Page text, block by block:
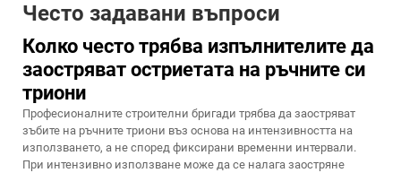
Често задавани въпроси
Колко често трябва изпълнителите да
заостряват остриетата на ръчните си
триони
Професионалните строителни бригади трябва да заостряват
зъбите на ръчните триони въз основа на интензивността на
използването, а не според фиксирани временни интервали.
При интензивно използване може да се налага заостряне